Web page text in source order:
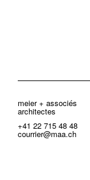
meier + associés
architectes
+41 22 715 48 48
courrier@maa.ch